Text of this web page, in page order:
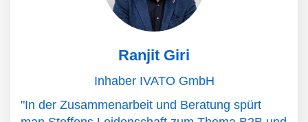
Ranjit Giri
Inhaber IVATO GmbH
"In der Zusammenarbeit und Beratung spürt